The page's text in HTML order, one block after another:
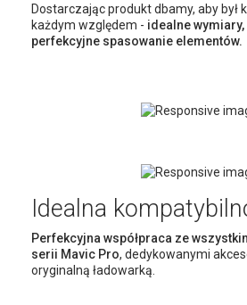
Dostarczając produkt dbamy, aby był
każdym względem - idealne
perfekcyjne spasowanie elementów.
Idealna
Perfekcyjna współpraca ze
serii Mavic Pro, dedykowanymi
oryginalną ładowarką.